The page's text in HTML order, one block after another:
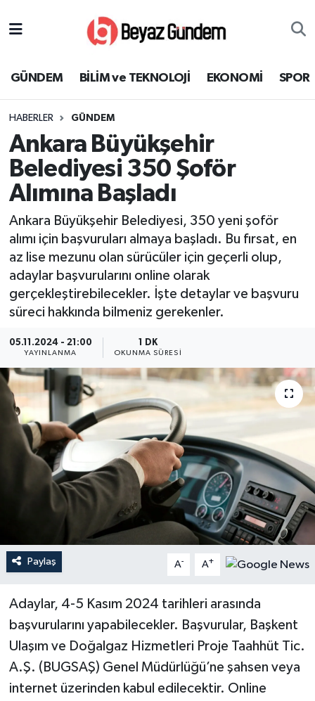
GÜNDEM BİLİM ve TEKNOLOJİ EKONOMİ SPOR
HABERLER GÜNDEM
Ankara Büyükşehir
Belediyesi 350 Şoför
Alımına Başladı
Ankara Büyükşehir Belediyesi, 350 yeni şoför
alımı için başvuruları almaya başladı. Bu fırsat, en
az lise mezunu olan sürücüler için geçerli olup,
adaylar başvurularını online olarak
gerçekleştirebilecekler. İşte detaylar ve başvuru
süreci hakkında bilmeniz gerekenler.
05.11.2024 - 21:00
YAYINLANMA
1 DK
OKUNMA SÜRESI
Paylaş A- A+
Adaylar, 4-5 Kasım 2024 tarihleri arasında
başvurularını yapabilecekler. Başvurular, Başkent
Ulaşım ve Doğalgaz Hizmetleri Proje Taahhüt Tic.
A.Ş. (BUGSAŞ) Genel Müdürlüğü’ne şahsen veya
internet üzerinden kabul edilecektir. Online
EKONOMİ
SPOR
SAĞLIK
EĞİTİM
KÜLTÜR SANAT
MAGAZİN
YEREL
Süper Lig Puan Durumu ve Fikstür
Tüm Manşetler
Son Dakika Haberleri
Haber Arşivi